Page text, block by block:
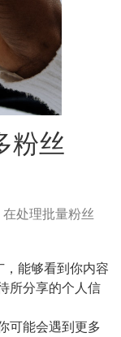
粉丝
处理批量粉丝
，能够看到你内容
所分享的个人信
可能会遇到更多